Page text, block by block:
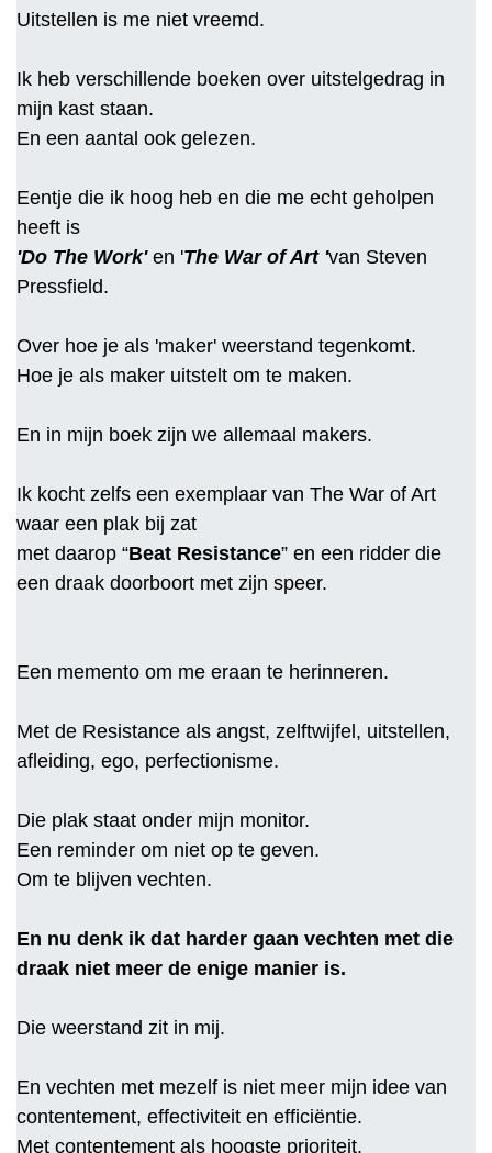
Uitstellen is me niet vreemd.
Ik heb verschillende boeken over uitstelgedrag in
mijn kast staan.
En een aantal ook gelezen.
Eentje die ik hoog heb en die me echt geholpen
heeft is
'Do The Work'en 'The War of Art 'van Steven
Pressfield.
Over hoe je als 'maker' weerstand tegenkomt.
Hoe je als maker uitstelt om te maken.
En in mijn boek zijn we allemaal makers.
Ik kocht zelfs een exemplaar van The War of Art
waar een plak bij zat
met daarop “Beat Resistance” en een ridder die
een draak doorboort met zijn speer.
Een memento om me eraan te herinneren.
Met de Resistance als angst, zelftwijfel, uitstellen,
afleiding, ego, perfectionisme.
Die plak staat onder mijn monitor.
Een reminder om niet op te geven.
Om te blijven vechten.
En nu denk ik dat harder gaan vechten met die
draak niet meer de enige manier is.
Die weerstand zit in mij.
En vechten met mezelf is niet meer mijn idee van
contentement, effectiviteit en efficiëntie.
Met contentement als hoogste prioriteit.